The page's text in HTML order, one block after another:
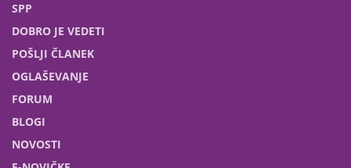
SPP
DOBRO JE VEDETI
POŠLJI ČLANEK
OGLAŠEVANJE
FORUM
BLOGI
NOVOSTI